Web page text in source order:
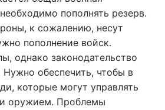
необходимо пополнять резерв.
к сожалению, несут
пополнение войск.
однако законодательство
Нужно обеспечить, чтобы в
которые могут управлять
оружием. Проблемы